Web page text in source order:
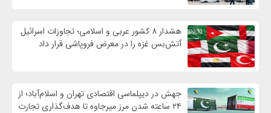
هشدار ۸ کشور عربی و اسلامی؛ تجاوزات اسرائیل
آتش‌بس غزه را در معرض فروپاشی قرار داد
جهش در دیپلماسی اقتصادی تهران و اسلام‌آباد؛ از
۲۴ ساعته شدن مرز میرجاوه تا هدف‌گذاری تجارت